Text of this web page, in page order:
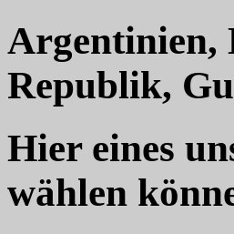
Argentinien,
Republik,
Hier eines
wählen